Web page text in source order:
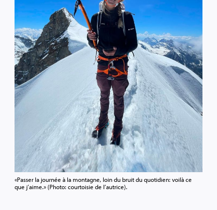
«Passer la journée à la montagne, loin du bruit du quotidien: voilà ce
que j’aime.» (Photo: courtoisie de l’autrice).